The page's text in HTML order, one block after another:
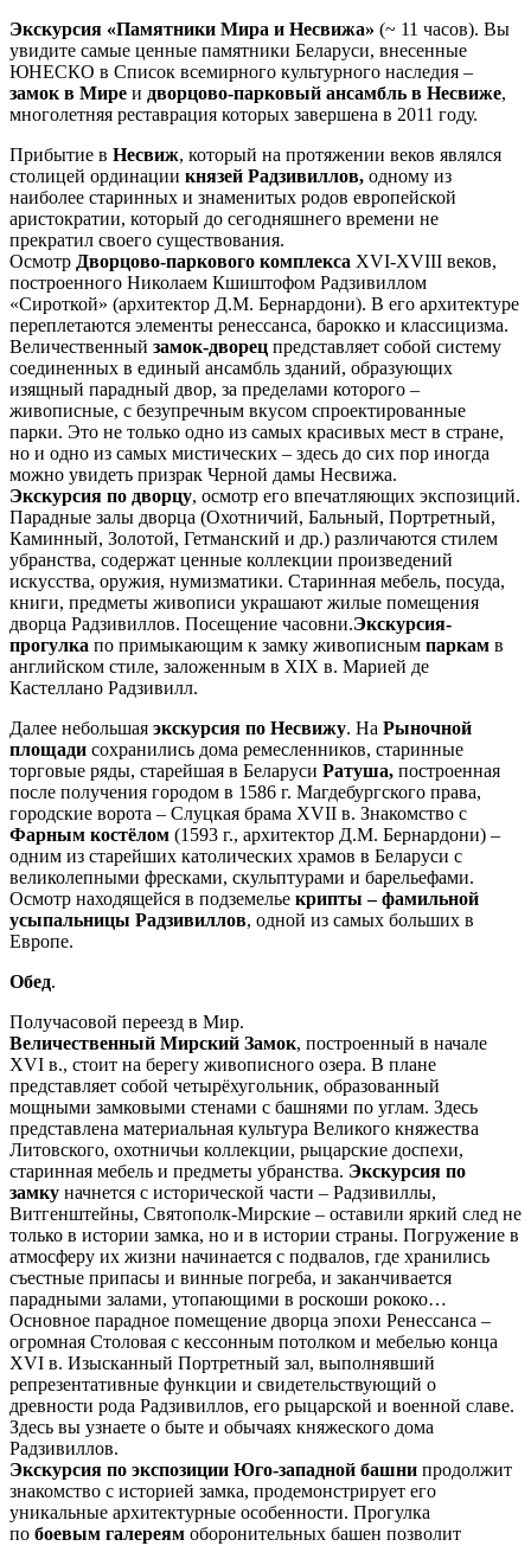
Экскурсия «Памятники Мира и Несвижа» (~ 11 часов). Вы
увидите самые ценные памятники Беларуси, внесенные
ЮНЕСКО в Список всемирного культурного наследия –
замок в Мире и дворцово-парковый ансамбль в Несвиже,
многолетняя реставрация которых завершена в 2011 году.
Прибытие в Несвиж, который на протяжении веков являлся
столицей ординации князей Радзивиллов, одному из
наиболее старинных и знаменитых родов европейской
аристократии, который до сегодняшнего времени не
прекратил своего существования.
Осмотр Дворцово-паркового комплекса XVI-XVIII веков,
построенного Николаем Кшиштофом Радзивиллом
«Сироткой» (архитектор Д.М. Бернардони). В его архитектуре
переплетаются элементы ренессанса, барокко и классицизма.
Величественный замок-дворец представляет собой систему
соединенных в единый ансамбль зданий, образующих
изящный парадный двор, за пределами которого –
живописные, с безупречным вкусом спроектированные
парки. Это не только одно из самых красивых мест в стране,
но и одно из самых мистических – здесь до сих пор иногда
можно увидеть призрак Черной дамы Несвижа.
Экскурсия по дворцу, осмотр его впечатляющих экспозиций.
Парадные залы дворца (Охотничий, Бальный, Портретный,
Каминный, Золотой, Гетманский и др.) различаются стилем
убранства, содержат ценные коллекции произведений
искусства, оружия, нумизматики. Старинная мебель, посуда,
книги, предметы живописи украшают жилые помещения
дворца Радзивиллов. Посещение часовни.Экскурсия-
прогулка по примыкающим к замку живописным паркам в
английском стиле, заложенным в XIX в. Марией де
Кастеллано Радзивилл.
Далее небольшая экскурсия по Несвижу. На Рыночной
площади сохранились дома ремесленников, старинные
торговые ряды, старейшая в Беларуси Ратуша, построенная
после получения городом в 1586 г. Магдебургского права,
городские ворота – Слуцкая брама XVII в. Знакомство с
Фарным костёлом (1593 г., архитектор Д.М. Бернардони) –
одним из старейших католических храмов в Беларуси с
великолепными фресками, скульптурами и барельефами.
Осмотр находящейся в подземелье крипты – фамильной
усыпальницы Радзивиллов, одной из самых больших в
Европе.
Обед.
Получасовой переезд в Мир.
Величественный Мирский Замок, построенный в начале
XVI в., стоит на берегу живописного озера. В плане
представляет собой четырёхугольник, образованный
мощными замковыми стенами с башнями по углам. Здесь
представлена материальная культура Великого княжества
Литовского, охотничьи коллекции, рыцарские доспехи,
старинная мебель и предметы убранства. Экскурсия по
замку начнется с исторической части – Радзивиллы,
Витгенштейны, Святополк-Мирские – оставили яркий след не
только в истории замка, но и в истории страны. Погружение в
атмосферу их жизни начинается с подвалов, где хранились
съестные припасы и винные погреба, и заканчивается
парадными залами, утопающими в роскоши рококо…
Основное парадное помещение дворца эпохи Ренессанса –
огромная Столовая с кессонным потолком и мебелью конца
XVI в. Изысканный Портретный зал, выполнявший
репрезентативные функции и свидетельствующий о
древности рода Радзивиллов, его рыцарской и военной славе.
Здесь вы узнаете о быте и обычаях княжеского дома
Радзивиллов.
Экскурсия по экспозиции Юго-западной башни продолжит
знакомство с историей замка, продемонстрирует его
уникальные архитектурные особенности. Прогулка
по боевым галереям оборонительных башен позволит